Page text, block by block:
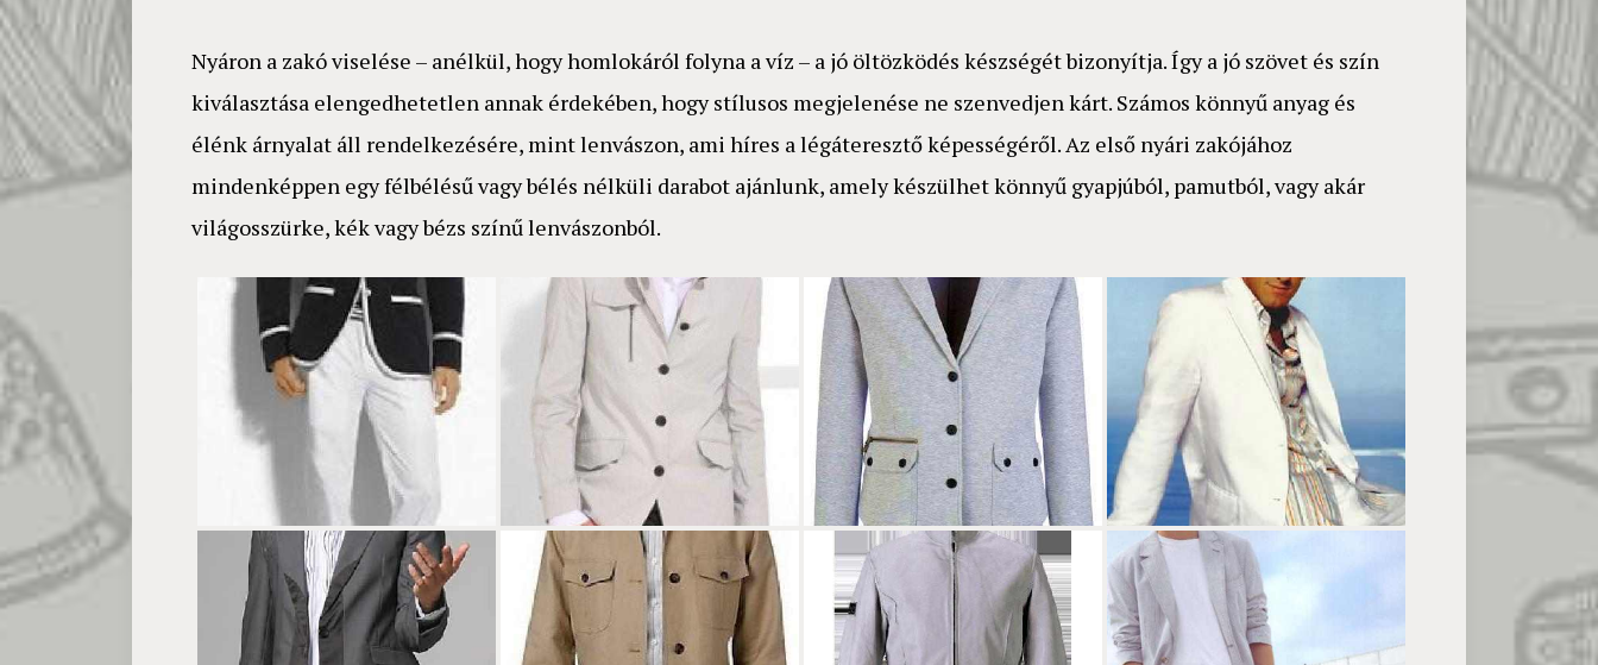
Nyáron a zakó viselése – anélkül, hogy homlokáról folyna a víz – a jó öltözködés készségét bizonyítja. Így a jó szövet és szín
kiválasztása elengedhetetlen annak érdekében, hogy stílusos megjelenése ne szenvedjen kárt. Számos könnyű anyag és
élénk árnyalat áll rendelkezésére, mint lenvászon, ami híres a légáteresztő képességéről. Az első nyári zakójához
mindenképpen egy félbélésű vagy bélés nélküli darabot ajánlunk, amely készülhet könnyű gyapjúból, pamutból, vagy akár
világosszürke, kék vagy bézs színű lenvászonból.